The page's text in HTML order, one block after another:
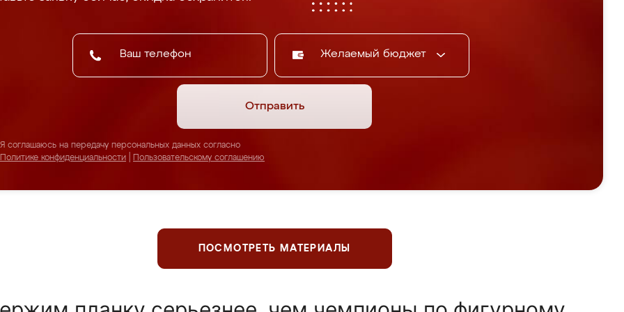
Желаемый бюджет
Отправить
Я соглашаюсь на передачу персональных данных согласно
Политике конфиденциальности
Пользовательскому соглашению
ПОСМОТРЕТЬ МАТЕРИАЛЫ